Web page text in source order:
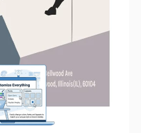
crear una copia editable en
para Microsoft PowerPoint